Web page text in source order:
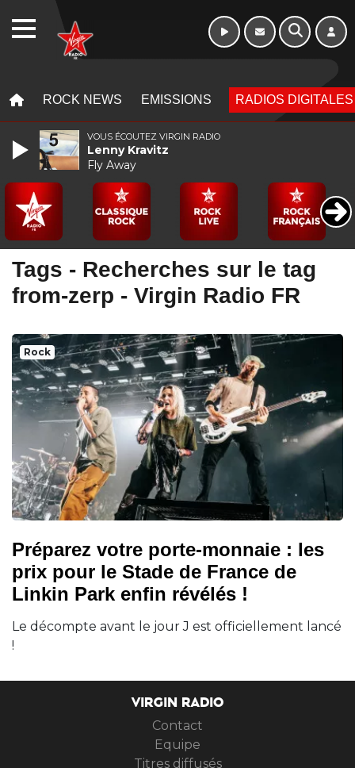
ROCK NEWS EMISSIONS RADIOS DIGITALES
Tags - Recherches sur le tag
from-zerp - Virgin Radio FR
Rock
Préparez votre porte-monnaie : les
prix pour le Stade de France de
Linkin Park enfin révélés !
Le décompte avant le jour J est officiellement lancé
!
VIRGIN RADIO
Contact
Equipe
Titres diffusés
VOUS ÉCOUTEZ VIRGIN RADIO
Lenny Kravitz
Fly Away
WEBRADIO